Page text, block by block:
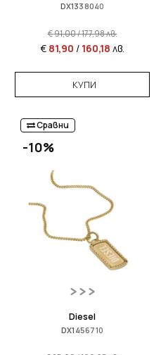
DX1338040
€91,00/177,98лв.
€ 81,90 / 160,18 лв.
КУПИ
Сравни
-10%
Diesel
DX1456710